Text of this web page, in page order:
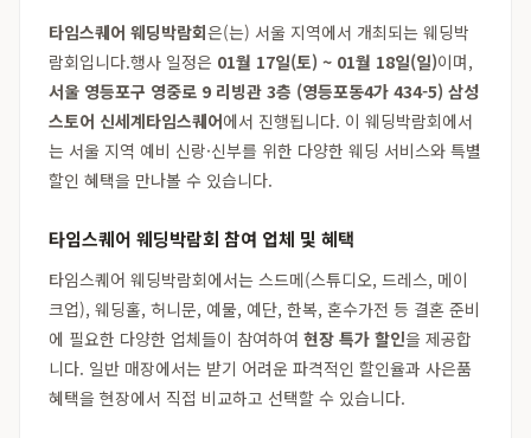
타임스퀘어 웨딩박람회은(는) 서울 지역에서 개최되는 웨딩박
람회입니다.행사 일정은 01월 17일(토) ~ 01월 18일(일)이며,
서울 영등포구 영중로 9 리빙관 3층 (영등포동4가 434-5) 삼성
스토어 신세계타임스퀘어에서 진행됩니다. 이 웨딩박람회에서
는 서울 지역 예비 신랑·신부를 위한 다양한 웨딩 서비스와 특별
할인 혜택을 만나볼 수 있습니다.
타임스퀘어 웨딩박람회 참여 업체 및 혜택
타임스퀘어 웨딩박람회에서는 스드메(스튜디오, 드레스, 메이
크업), 웨딩홀, 허니문, 예물, 예단, 한복, 혼수가전 등 결혼 준비
에 필요한 다양한 업체들이 참여하여 현장 특가 할인을 제공합
니다. 일반 매장에서는 받기 어려운 파격적인 할인율과 사은품
혜택을 현장에서 직접 비교하고 선택할 수 있습니다.